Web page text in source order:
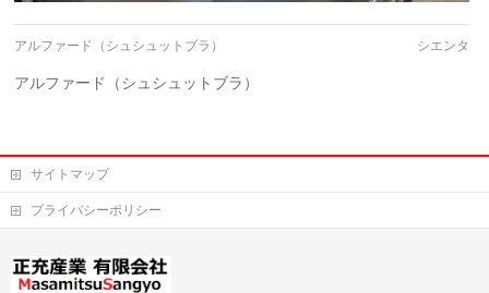
アルファード（シュシュットブラ） シエンタ
アルファード（シュシュットブラ）
サイトマップ
プライバシーポリシー